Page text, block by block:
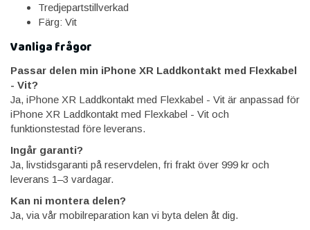
Tredjepartstillverkad
Färg: Vit
Vanliga frågor
Passar delen min iPhone XR Laddkontakt med Flexkabel
- Vit?
Ja, iPhone XR Laddkontakt med Flexkabel - Vit är anpassad för
iPhone XR Laddkontakt med Flexkabel - Vit och
funktionstestad före leverans.
Ingår garanti?
Ja, livstidsgaranti på reservdelen, fri frakt över 999 kr och
leverans 1–3 vardagar.
Kan ni montera delen?
Ja, via vår mobilreparation kan vi byta delen åt dig.